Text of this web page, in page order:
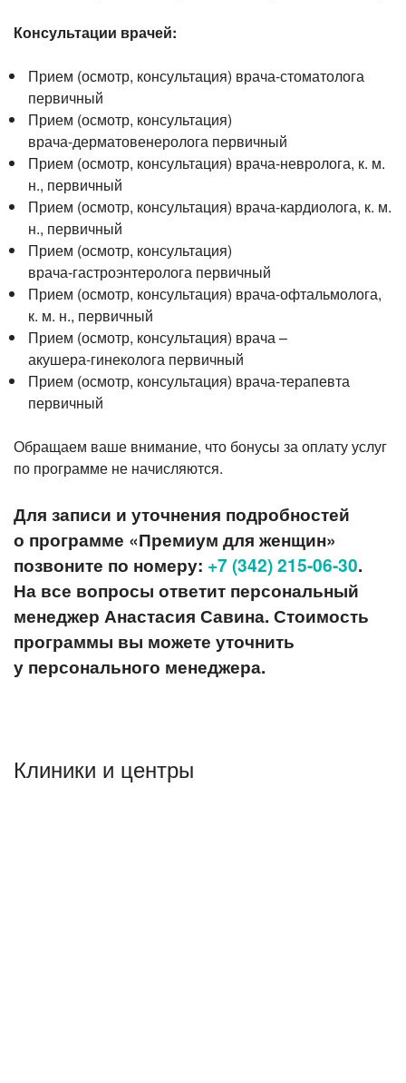
Консультации врачей:
Прием (осмотр, консультация) врача-стоматолога
первичный
Прием (осмотр, консультация)
врача-дерматовенеролога первичный
Прием (осмотр, консультация) врача-невролога, к. м.
н., первичный
Прием (осмотр, консультация) врача-кардиолога, к. м.
н., первичный
Прием (осмотр, консультация)
врача-гастроэнтеролога первичный
Прием (осмотр, консультация) врача-офтальмолога,
к. м. н., первичный
Прием (осмотр, консультация) врача –
акушера-гинеколога первичный
Прием (осмотр, консультация) врача-терапевта
первичный
Обращаем ваше внимание, что бонусы за оплату услуг
по программе не начисляются.
Для записи и уточнения подробностей
о программе «Премиум для женщин»
позвоните по номеру: +7 (342) 215-06-30.
На все вопросы ответит персональный
менеджер Анастасия Савина. Стоимость
программы вы можете уточнить
у персонального менеджера.
Клиники и центры